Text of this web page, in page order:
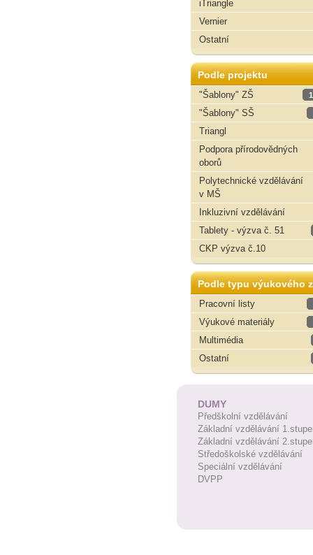
iTriangle
Vernier
Ostatní
Podle projektu
"Šablony" ZŠ
"Šablony" SŠ
Triangl
Podpora přírodovědných
oborů
Polytechnické vzdělávání
v MŠ
Inkluzivní vzdělávání
Tablety - výzva č. 51
CKP výzva č.10
Podle typu výukového
Pracovní listy
Výukové materiály
Multimédia
Ostatní
DUMY
Předškolní vzdělávání
Základní vzdělávání
Základní vzdělávání
Středoškolské vzdělávání
Speciální vzdělávání
DVPP